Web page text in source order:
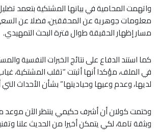
​واتهمت المحامية في بيانها المشتكية بتعمد
معلومات جوهرية عن المحققين، فضلا عن
مسار إظهار الحقيقة طوال فترة البحث التمهيدي.
​كما استند الدفاع على نتائج الخبرات النفسية
في الملف، مؤكدا أنها أثبتت “تقلب المشتكية،
لديها، وعدم وعيها وحياديتها” بشأن الأحداث
​وختمت كولان أن أشرف حكيمي ينتظر الآن موعد
وبثقة تامة، لكي يتمكن أخيرا من الحديث علنا